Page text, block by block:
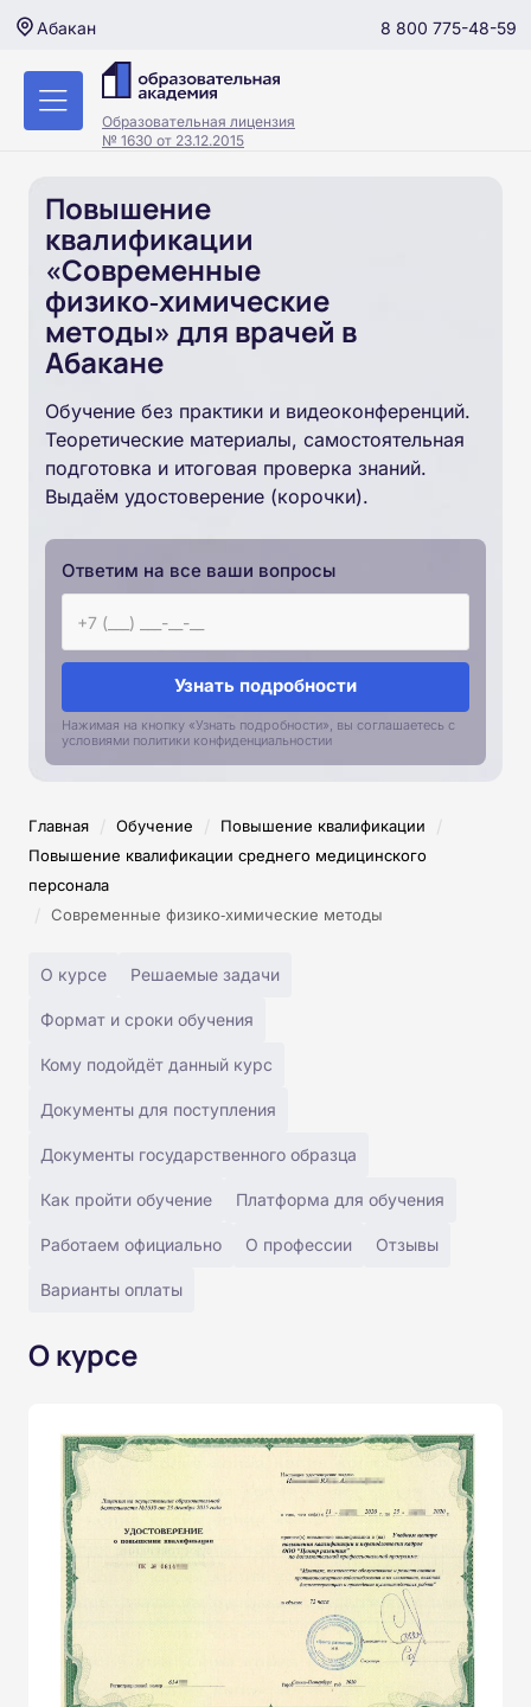
Абакан 8 800 775-48-59
Образовательная лицензия
№ 1630 от 23.12.2015
Повышение
квалификации
«Современные
физико‑химические
методы» для врачей в
Абакане
Обучение без практики и видеоконференций.
Теоретические материалы, самостоятельная
подготовка и итоговая проверка знаний.
Выдаём удостоверение (корочки).
Ответим на все ваши вопросы
Узнать подробности
Нажимая на кнопку «Узнать подробности», вы соглашаетесь с
условиями политики конфиденциальностии
Главная / Обучение / Повышение квалификации /
Повышение квалификации среднего медицинского
персонала
/ Современные физико‑химические методы
О курсе Решаемые задачи
Формат и сроки обучения
Кому подойдёт данный курс
Документы для поступления
Документы государственного образца
Как пройти обучение Платформа для обучения
Работаем официально О профессии Отзывы
Варианты оплаты
О курсе